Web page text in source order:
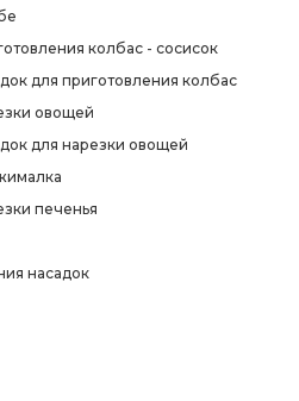
колбас - сосисок
для приготовления колбас
овощей
для нарезки овощей
печенья
насадок